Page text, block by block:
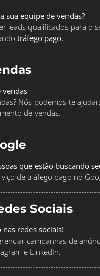
sua equipe de vendas?
leads qualificados para o
tráfego pago.
Nós podemos te
de vendas.
que estão buscando
de tráfego pago no
Sociais
redes sociais!
campanhas de
e LinkedIn.